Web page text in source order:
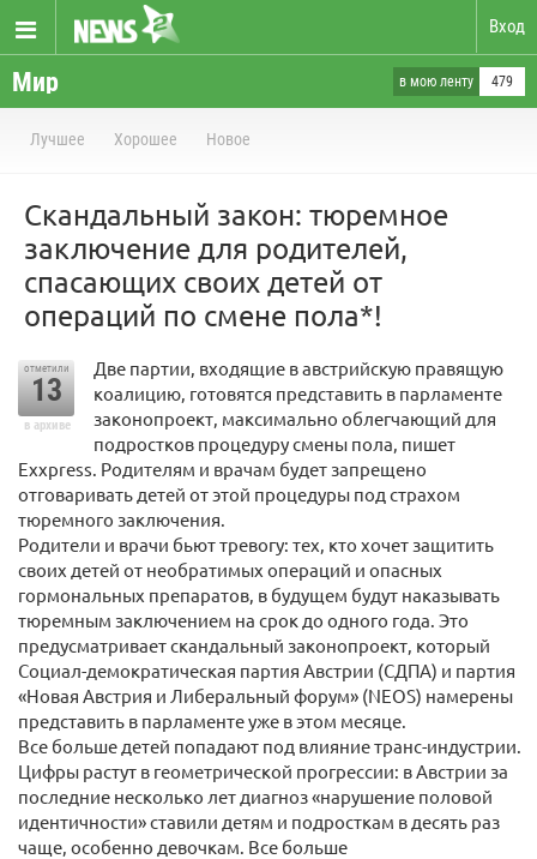
Вход
Мир в мою ленту 479
Лучшее Хорошее Новое
Скандальный закон: тюремное
заключение для родителей,
спасающих своих детей от
операций по смене пола*!
отметили
13
в архиве
Две партии, входящие в австрийскую правящую
коалицию, готовятся представить в парламенте
законопроект, максимально облегчающий для
подростков процедуру смены пола, пишет
Exxpress. Родителям и врачам будет запрещено
отговаривать детей от этой процедуры под страхом
тюремного заключения.
Родители и врачи бьют тревогу: тех, кто хочет защитить
своих детей от необратимых операций и опасных
гормональных препаратов, в будущем будут наказывать
тюремным заключением на срок до одного года. Это
предусматривает скандальный законопроект, который
Социал-демократическая партия Австрии (СДПА) и партия
«Новая Австрия и Либеральный форум» (NEOS) намерены
представить в парламенте уже в этом месяце.
Все больше детей попадают под влияние транс-индустрии.
Цифры растут в геометрической прогрессии: в Австрии за
последние несколько лет диагноз «нарушение половой
идентичности» ставили детям и подросткам в десять раз
чаще, особенно девочкам. Все больше